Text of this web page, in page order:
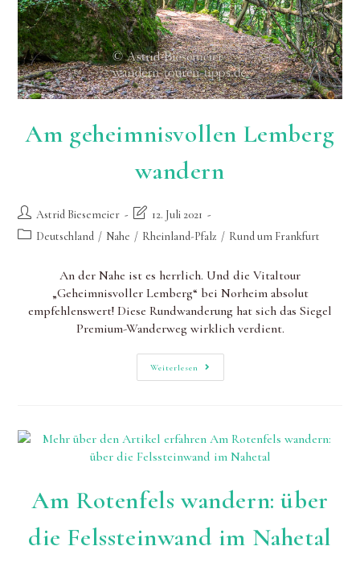
Am geheimnisvollen Lemberg
wandern
Beitrags-
Autor:
Astrid Biesemeier
Beitrag
zuletzt
geändert
12. Juli 2021
Beitrags-Deutschland / Nahe / Rheinland-Pfalz / Rund um Frankfurt
An der Nahe ist es herrlich. Und die Vitaltour
„Geheimnisvoller Lemberg“ bei Norheim absolut
empfehlenswert! Diese Rundwanderung hat sich das Siegel
Premium-Wanderweg wirklich verdient.
Weiterlesen
Am
Geheimnisvollen
Am Rotenfels wandern: über
die Felssteinwand im Nahetal